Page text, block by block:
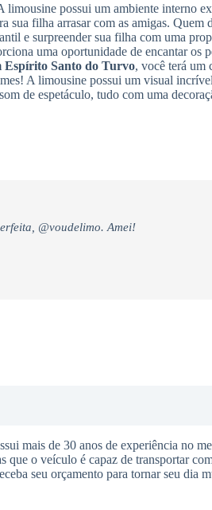
possui um ambiente interno
filha arrasar com as amigas. Quem
e surpreender sua filha com uma
uma oportunidade de encantar os
Espírito Santo do Turvo, você terá um
A limousine possui um visual
de espetáculo, tudo com uma
@voudelimo. Amei!
mais de 30 anos de experiência no
que o veículo é capaz de transportar
seu orçamento para tornar seu dia